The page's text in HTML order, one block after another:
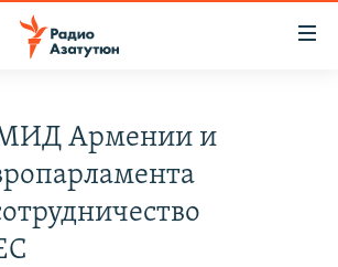
Армении и